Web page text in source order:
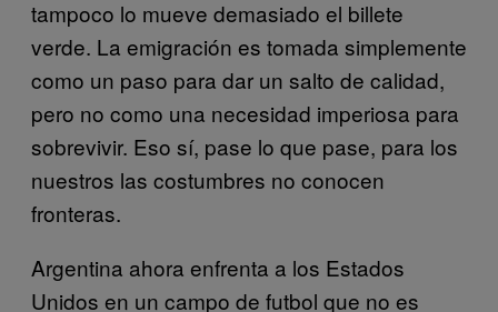
tampoco lo mueve demasiado el billete
verde. La emigración es tomada simplemente
como un paso para dar un salto de calidad,
pero no como una necesidad imperiosa para
sobrevivir. Eso sí, pase lo que pase, para los
nuestros las costumbres no conocen
fronteras.
Argentina ahora enfrenta a los Estados
Unidos en un campo de futbol que no es